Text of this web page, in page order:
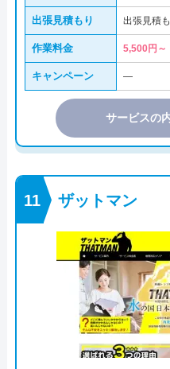
出張見積もり 出張見積
作業料金 5,500円～
キャンペーン ―
サービスの
ザットマン